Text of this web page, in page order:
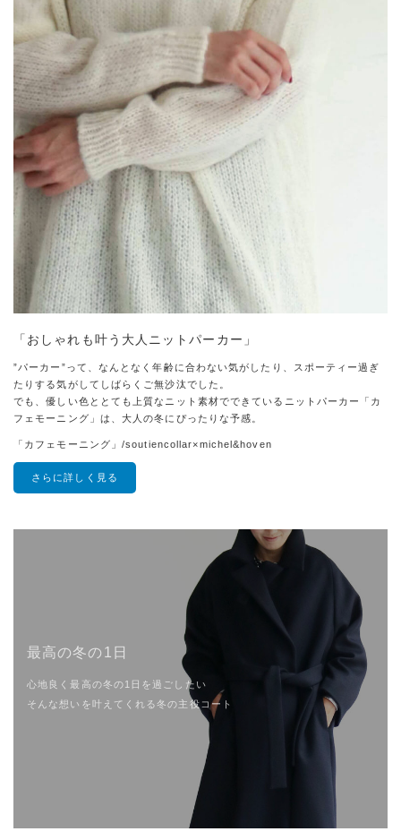
「おしゃれも叶う大人ニットパーカー」
”パーカー”って、なんとなく年齢に合わない気がしたり、スポーティー過ぎ
たりする気がしてしばらくご無沙汰でした。
でも、優しい色ととても上質なニット素材でできているニットパーカー「カ
フェモーニング」は、大人の冬にぴったりな予感。
「カフェモーニング」/soutiencollar×michel&hoven
さらに詳しく見る
最高の冬の1日
心地良く最高の冬の1日を過ごしたい
そんな想いを叶えてくれる冬の主役コート